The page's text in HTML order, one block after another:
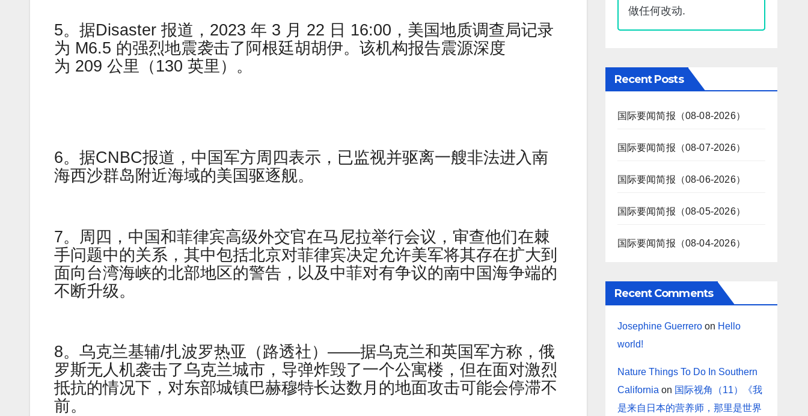
5。据Disaster 报道，2023 年 3 月 22 日 16:00，美国地质调查局记录
为 M6.5 的强烈地震袭击了阿根廷胡胡伊。该机构报告震源深度
为 209 公里（130 英里）。
6。据CNBC报道，中国军方周四表示，已监视并驱离一艘非法进入南
海西沙群岛附近海域的美国驱逐舰。
7。周四，中国和菲律宾高级外交官在马尼拉举行会议，审查他们在棘
手问题中的关系，其中包括北京对菲律宾决定允许美军将其存在扩大到
面向台湾海峡的北部地区的警告，以及中菲对有争议的南中国海争端的
不断升级。
8。乌克兰基辅/扎波罗热亚（路透社）——据乌克兰和英国军方称，俄
罗斯无人机袭击了乌克兰城市，导弹炸毁了一个公寓楼，但在面对激烈
抵抗的情况下，对东部城镇巴赫穆特长达数月的地面攻击可能会停滞不
前。
做任何改动.
Recent Posts
国际要闻简报（08-08-2026）
国际要闻简报（08-07-2026）
国际要闻简报（08-06-2026）
国际要闻简报（08-05-2026）
国际要闻简报（08-04-2026）
Recent Comments
Josephine Guerreroon Hello
world!
Nature Things To Do In Southern
California on 国际视角（11）《我
是来自日本的营养师，那里是世界